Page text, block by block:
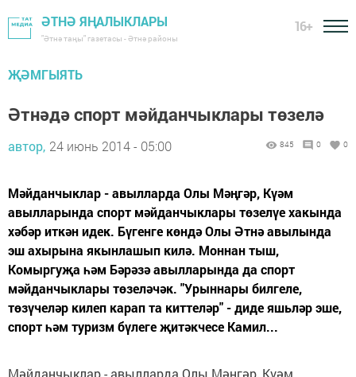
ӘТНӘ ЯҢАЛЫКЛАРЫ
"Әтнә таңы" газетасы - Әтнә районы
16+
ҖӘМГЫЯТЬ
Әтнәдә спорт мәйданчыклары төзелә
автор, 24 июнь 2014 - 05:00 845 0 0
Мәйданчыклар - авылларда Олы Мәңгәр, Күәм
авылларында спорт мәйданчыклары төзелүе хакында
хәбәр иткән идек. Бүгенге көндә Олы Әтнә авылында
эш ахырына якынлашып килә. Моннан тыш,
Комыргуҗа һәм Бәрәзә авылларында да спорт
мәйданчыклары төзеләчәк. "Урыннары билгеле,
төзүчеләр килеп карап та киттеләр" - диде яшьләр эше,
спорт һәм туризм бүлеге җитәкчесе Камил...
Мәйданчыклар - авылларда Олы Мәңгәр, Күәм